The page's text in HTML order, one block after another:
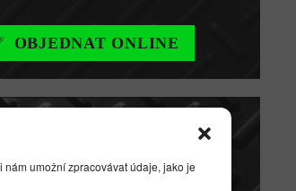
umožní zpracovávat údaje, jako je
OBJEDNAT ONLINE